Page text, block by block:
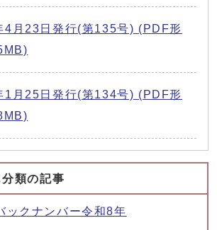
4月23日発行(第135号) (PDF形
1月25日発行(第134号) (PDF形
類の記事
ックナンバー令和8年